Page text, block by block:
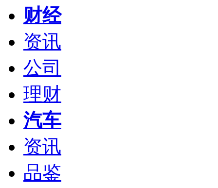
财经
资讯
公司
理财
汽车
资讯
品鉴